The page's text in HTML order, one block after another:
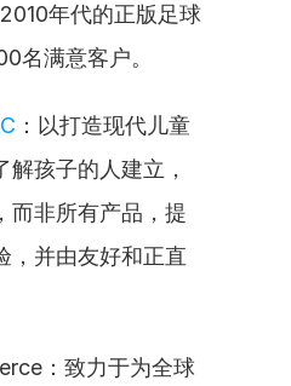
年代的正版足球
名满意客户。
：以打造现代儿童
孩子的人建立，
而非所有产品，提
，并由友好和正直
：致力于为全球